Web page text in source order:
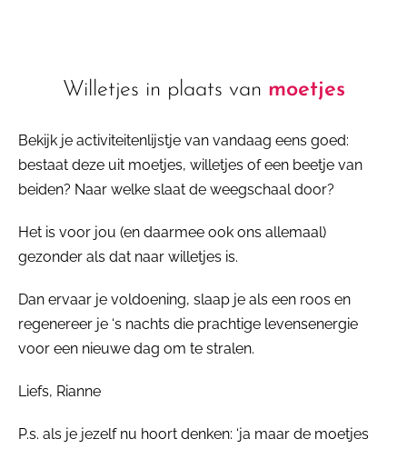
Willetjes in plaats van moetjes
Bekijk je activiteitenlijstje van vandaag eens goed:
bestaat deze uit moetjes, willetjes of een beetje van
beiden? Naar welke slaat de weegschaal door?
Het is voor jou (en daarmee ook ons allemaal)
gezonder als dat naar willetjes is.
Dan ervaar je voldoening, slaap je als een roos en
regenereer je ‘s nachts die prachtige levensenergie
voor een nieuwe dag om te stralen.
Liefs, Rianne
P.s. als je jezelf nu hoort denken: ‘ja maar de moetjes